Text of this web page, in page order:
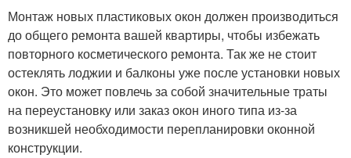
Монтаж новых пластиковых окон должен производиться
до общего ремонта вашей квартиры, чтобы избежать
повторного косметического ремонта. Так же не стоит
остеклять лоджии и балконы уже после установки новых
окон. Это может повлечь за собой значительные траты
на переустановку или заказ окон иного типа из-за
возникшей необходимости перепланировки оконной
конструкции.